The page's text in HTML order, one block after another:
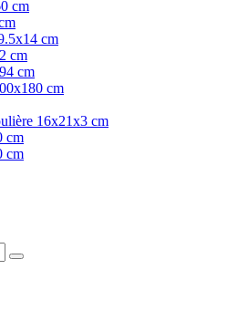
cm
cm
cm
cm
cm
16x21x3 cm
cm
cm